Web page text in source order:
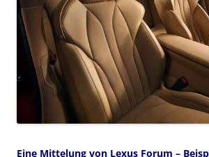
Eine Mittelung von Lexus Forum –